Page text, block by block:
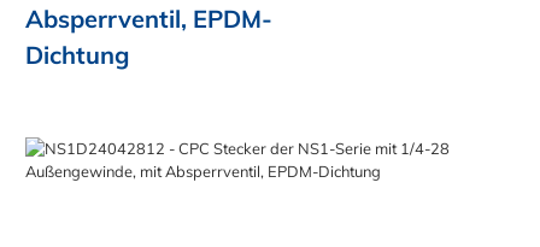
Absperrventil, EPDM-
Dichtung
Bildergalerie überspringen